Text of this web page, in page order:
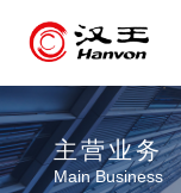
主营业务
Main Business